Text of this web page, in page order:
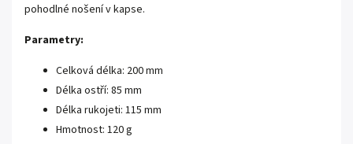
pohodlné nošení v kapse.
Parametry:
Celková délka: 200 mm
Délka ostří: 85 mm
Délka rukojeti: 115 mm
Hmotnost: 120 g